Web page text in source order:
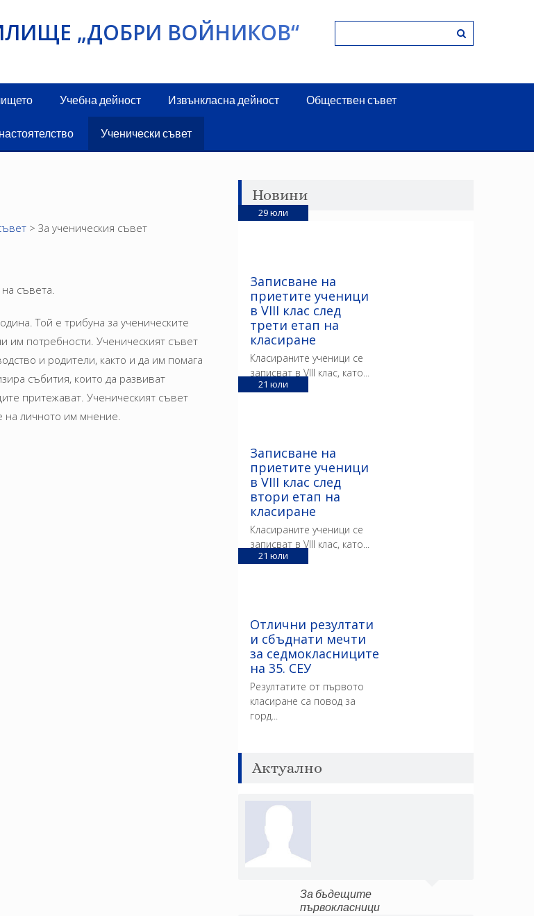
„ДОБРИ ВОЙНИКОВ“
Учебна дейност Извънкласна дейност Обществен съвет
Ученически съвет
> За ученическия съвет
съвета.
Той е трибуна за ученическите
им потребности. Ученическият съвет
и родители, както и да им помага
събития, които да развиват
притежават. Ученическият съвет
на личното им мнение.
Новини
29юли
Записване на
приетите ученици
в VIII клас след
трети етап на
класиране
Класираните ученици се
записват в VIII клас, като...
21 юли
Записване на
приетите ученици
в VIII клас след
втори етап на
класиране
Класираните ученици се
записват в VIII клас, като...
21 юли
Отлични резултати
и сбъднати мечти
за седмокласниците
на 35. СЕУ
Резултатите от първото
класиране са повод за
горд...
Актуално
За бъдещите
първокласници